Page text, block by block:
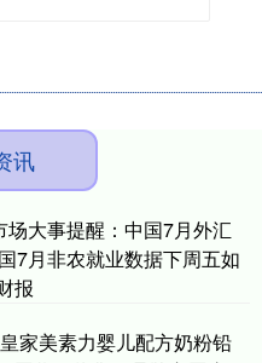
讯
大事提醒：中国7月外汇
7月非农就业数据下周五如
报
家美素力婴儿配方奶粉铅